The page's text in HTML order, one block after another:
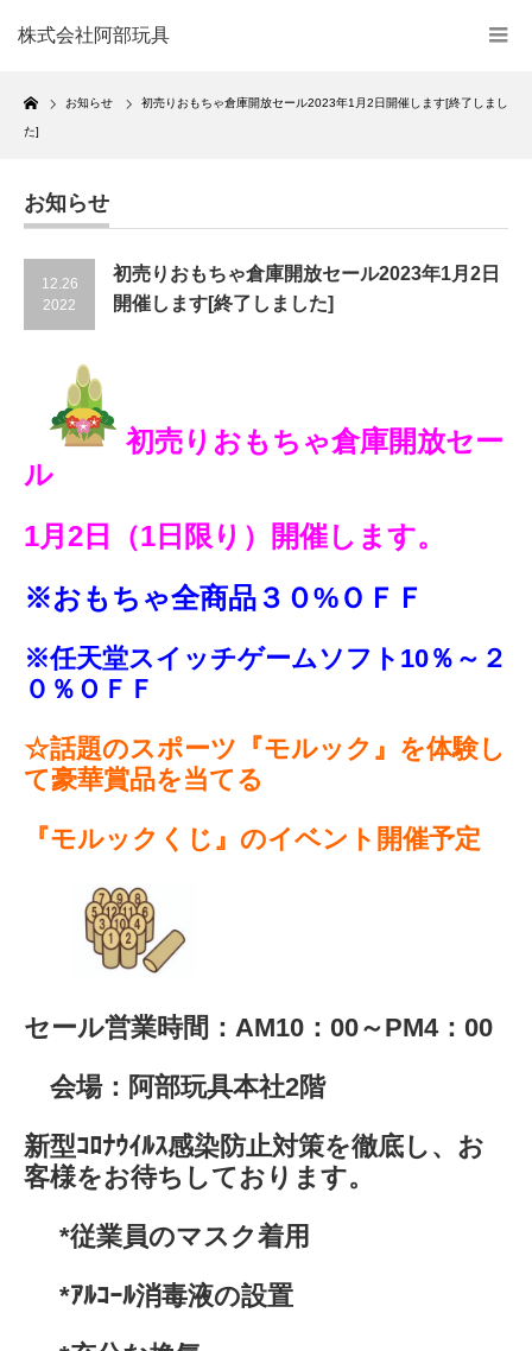
株式会社阿部玩具
Home
お知らせ 初売りおもちゃ倉庫開放セール2023年1月2日開催します[終了しまし
た]
お知らせ
12.26
2022
初売りおもちゃ倉庫開放セール2023年1月2日
開催します[終了しました]
初売りおもちゃ倉庫開放セー
ル
1月2日（1日限り）開催します。
※おもちゃ全商品３０%ＯＦＦ
※任天堂スイッチゲームソフト10％～２
０％ＯＦＦ
☆話題のスポーツ『モルック』を体験し
て豪華賞品を当てる
『モルックくじ』のイベント開催予定
セール営業時間：AM10：00～PM4：00
会場：阿部玩具本社2階
新型ｺﾛﾅｳｲﾙｽ感染防止対策を徹底し、お
客様をお待ちしております。
*従業員のマスク着用
*ｱﾙｺｰﾙ消毒液の設置